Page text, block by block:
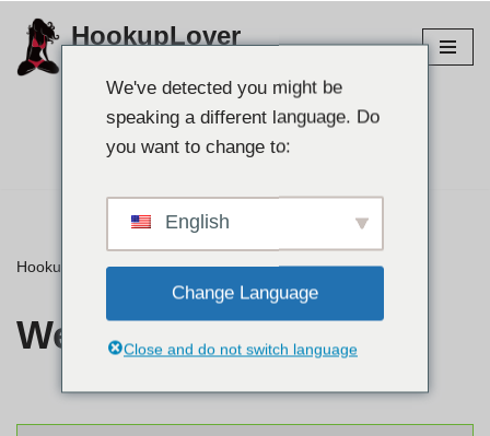
İçeriğe
HookupLover
Partnerinizi bulun👉
HookupLover»⭐ İncelemeler»Wellhello
Wellhello
We've detected you might be
speaking a different language. Do
you want to change to:
English
Change Language
Close and do not switch language